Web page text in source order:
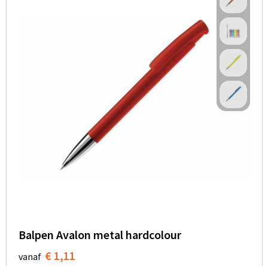
Balpen Avalon metal hardcolour
vanaf € 1,11